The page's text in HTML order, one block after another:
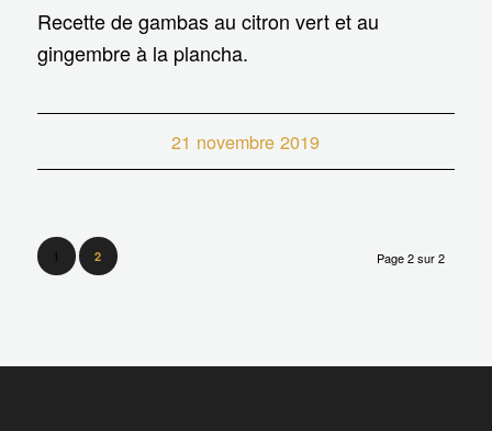
Recette de gambas au citron vert et au
gingembre à la plancha.
21 novembre 2019
Page 2 sur 2
1 2